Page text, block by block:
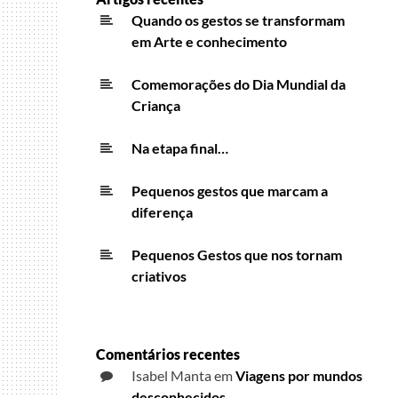
Quando os gestos se transformam
em Arte e conhecimento
Comemorações do Dia Mundial da
Criança
Na etapa final…
Pequenos gestos que marcam a
diferença
Pequenos Gestos que nos tornam
criativos
Comentários recentes
Isabel MantaemViagens por mundos